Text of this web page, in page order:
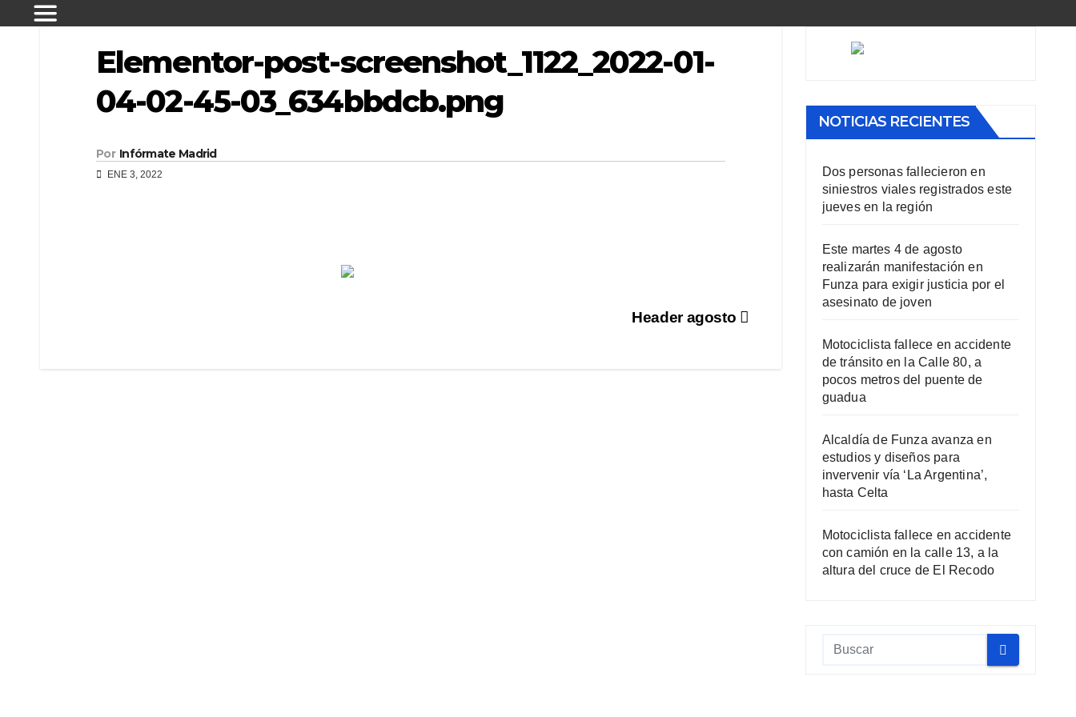
Elementor-post-screenshot_1122_2022-01-
04-02-45-03_634bbdcb.png
Por Infórmate Madrid
ENE 3, 2022
Header agosto
NOTICIAS RECIENTES
Dos personas fallecieron en
siniestros viales registrados este
jueves en la región
Este martes 4 de agosto
realizarán manifestación en
Funza para exigir justicia por el
asesinato de joven
Motociclista fallece en accidente
de tránsito en la Calle 80, a
pocos metros del puente de
guadua
Alcaldía de Funza avanza en
estudios y diseños para
invervenir vía ‘La Argentina’,
hasta Celta
Motociclista fallece en accidente
con camión en la calle 13, a la
altura del cruce de El Recodo